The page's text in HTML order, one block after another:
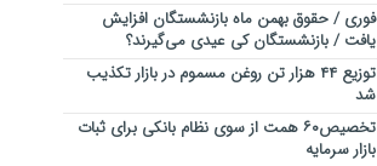
فوری / حقوق بهمن ماه بازنشستگان افزایش
یافت / بازنشستگان کی عیدی می‌گیرند؟
توزیع ۴۴ هزار تن روغن مسموم در بازار تکذیب
شد
تخصیص۶۰ همت از سوی نظام بانکی برای ثبات
بازار سرمایه